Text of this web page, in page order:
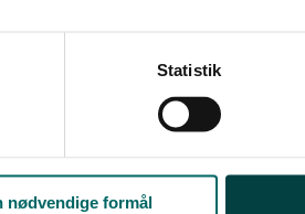
Du kan til enhver tid læse mere om
. Oplysninger om
Statistik
nødvendige formål